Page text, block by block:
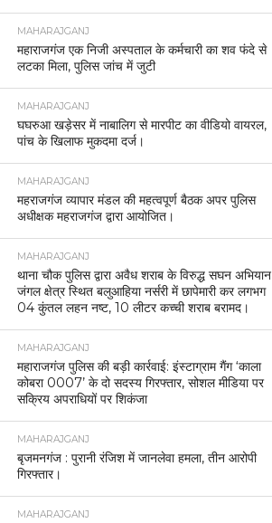
MAHARAJGANJ
महाराजगंज एक निजी अस्पताल के कर्मचारी का शव फंदे से
लटका मिला, पुलिस जांच में जुटी
MAHARAJGANJ
घघरुआ खड़ेसर में नाबालिग से मारपीट का वीडियो वायरल,
पांच के खिलाफ मुकदमा दर्ज।
MAHARAJGANJ
महराजगंज व्यापार मंडल की महत्वपूर्ण बैठक अपर पुलिस
अधीक्षक महराजगंज द्वारा आयोजित।
MAHARAJGANJ
थाना चौक पुलिस द्वारा अवैध शराब के विरुद्ध सघन अभियान
जंगल क्षेत्र स्थित बलुआहिया नर्सरी में छापेमारी कर लगभग
04 कुंतल लहन नष्ट, 10 लीटर कच्ची शराब बरामद।
MAHARAJGANJ
महाराजगंज पुलिस की बड़ी कार्रवाई: इंस्टाग्राम गैंग ‘काला
कोबरा 0007’ के दो सदस्य गिरफ्तार, सोशल मीडिया पर
सक्रिय अपराधियों पर शिकंजा
MAHARAJGANJ
बृजमनगंज : पुरानी रंजिश में जानलेवा हमला, तीन आरोपी
गिरफ्तार।
MAHARAJGANJ